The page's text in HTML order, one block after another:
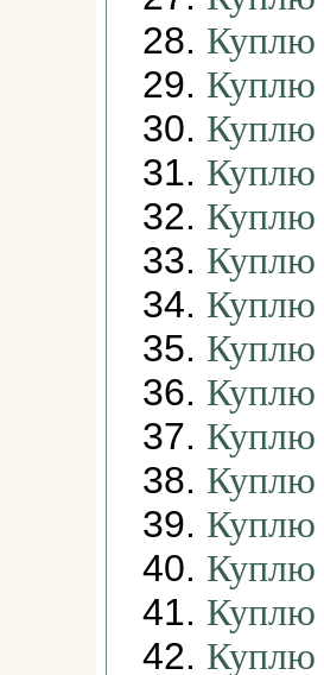
28. Куплю
29. Куплю
30. Куплю
31. Куплю
32. Куплю
33. Куплю
34. Куплю
35. Куплю
36. Куплю
37. Куплю
38. Куплю
39. Куплю
40. Куплю
41. Куплю
42. Куплю